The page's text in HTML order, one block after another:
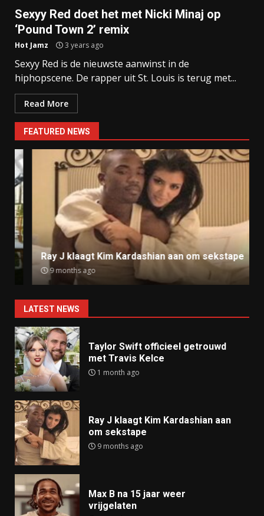
Sexyy Red doet het met Nicki Minaj op
‘Pound Town 2’ remix
Hot Jamz 3 years ago
Sexyy Red is de nieuwste aanwinst in de
hiphopscene. De rapper uit St. Louis is terug met...
Read More
FEATURED NEWS
Ray J klaagt Kim Kardashian aan om sekstape
9 months ago
LATEST NEWS
Taylor Swift officieel getrouwd
met Travis Kelce
1 month ago
Ray J klaagt Kim Kardashian aan
om sekstape
9 months ago
Max B na 15 jaar weer
vrijgelaten